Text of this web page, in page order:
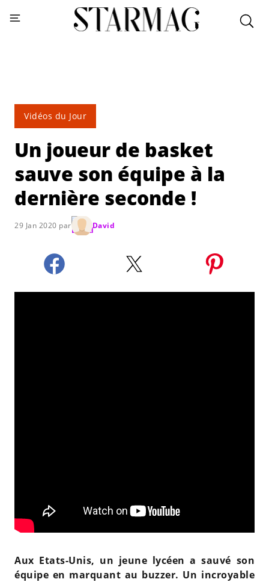
Vidéos du Jour
Un joueur de basket
sauve son équipe à la
dernière seconde !
29 Jan 2020 par David
Aux Etats-Unis, un jeune lycéen a sauvé son
équipe en marquant au buzzer. Un incroyable